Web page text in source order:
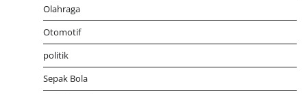
Olahraga
Otomotif
politik
Sepak Bola